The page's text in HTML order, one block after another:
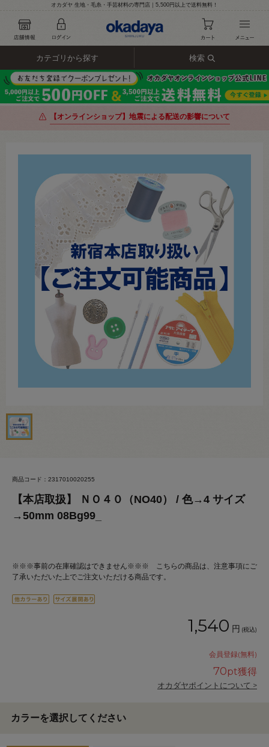
オカダヤ 生地・毛糸・手芸材料の専門店｜5,500円以上で送料無料！
カテゴリから探す 検索
【オンラインショップ】地震による配送の影響について
商品コード：2317010020255
【本店取扱】 ＮＯ４０（NO40） / 色→4 サイズ
→50mm 08Bg99_
※※※事前の在庫確認はできません※※※ こちらの商品は、注意事項にご
了承いただいた上でご注文いただける商品です。
1,540 円 (税込)
会員登録(無料)
70pt獲得
オカダヤポイントについて >
カラーを選択してください